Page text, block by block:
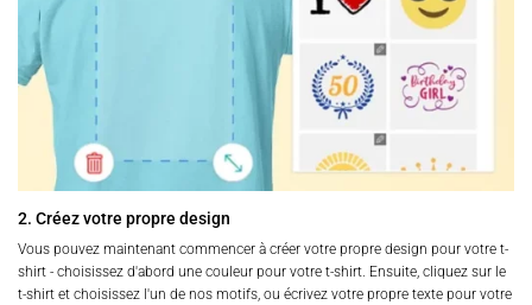
2. Créez votre propre design
Vous pouvez maintenant commencer à créer votre propre design pour votre t-
shirt - choisissez d'abord une couleur pour votre t-shirt. Ensuite, cliquez sur le
t-shirt et choisissez l'un de nos motifs, ou écrivez votre propre texte pour votre